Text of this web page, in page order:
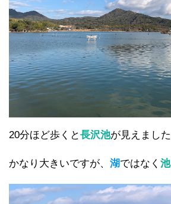
20分ほど歩くと長沢池が見えました
かなり大きいですが、 湖ではなく 池